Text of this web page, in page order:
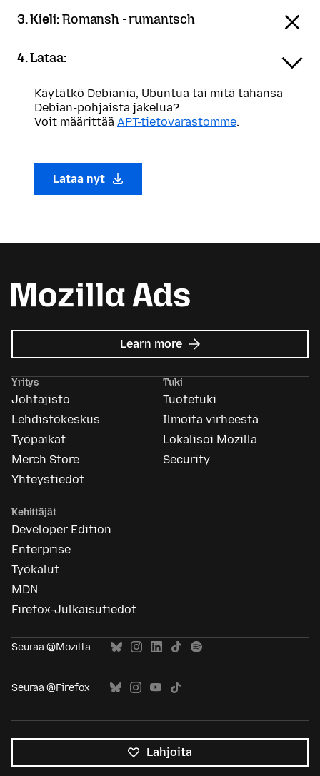
3. Kieli:Romansh - rumantsch
4. Lataa:
Käytätkö Debiania, Ubuntua tai mitä tahansa
Debian-pohjaista jakelua?
Voit määrittää APT-tietovarastomme.
Lataa nyt
Learn more about
Mozilla
Yritys
Johtajisto
Lehdistökeskus
Työpaikat
Merch Store
Yhteystiedot
Tuki
Tuotetuki
Ilmoita virheestä
Lokalisoi Mozilla
Security
Kehittäjät
Developer Edition
Enterprise
Työkalut
MDN
Firefox-Julkaisutiedot
Seuraa @Mozilla
Seuraa @Firefox
Lahjoita